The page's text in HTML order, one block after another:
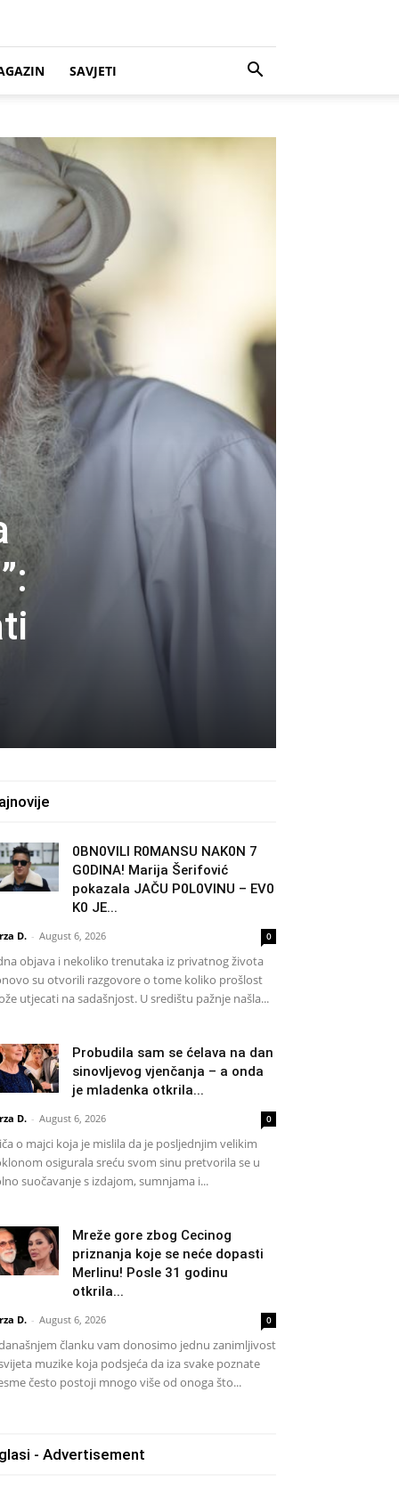
SAVJETI
0BN0VlLl R0MANSU NAK0N 7
G0DlNA! Marija Šerifović
pokazala JAČU P0L0VINU – EV0
K0 JE...
D. - August 6, 2026 0
objava i nekoliko trenutaka iz privatnog života
su otvorili razgovore o tome koliko prošlost
utjecati na sadašnjost. U središtu pažnje našla...
Probudila sam se ćelava na dan
sinovljevog vjenčanja – a onda
je mladenka otkrila...
D. - August 6, 2026 0
o majci koja je mislila da je posljednjim velikim
osigurala sreću svom sinu pretvorila se u
suočavanje s izdajom, sumnjama i...
Mreže gore zbog Cecinog
priznanja koje se neće dopasti
Merlinu! Posle 31 godinu
otkrila...
D. - August 6, 2026 0
članku vam donosimo jednu zanimljivost
muzike koja podsjeća da iza svake poznate
često postoji mnogo više od onoga što...
- Advertisement